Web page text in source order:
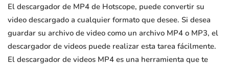
El descargador de MP4 de Hotscope, puede convertir su
video descargado a cualquier formato que desee. Si desea
guardar su archivo de video como un archivo MP4 o MP3, el
descargador de videos puede realizar esta tarea fácilmente.
El descargador de videos MP4 es una herramienta que te